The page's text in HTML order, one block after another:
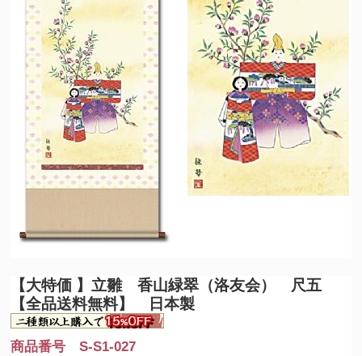
【大特価 】立雛 香山緑翠（洛友会） 尺五
【全品送料無料】 日本製
商品番号 S-S1-027